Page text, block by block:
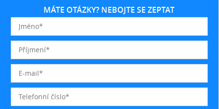
MÁTE OTÁZKY? NEBOJTE SE ZEPTAT